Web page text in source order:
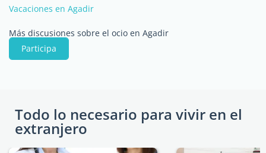
Vacaciones en Agadir
Más discusiones sobre el ocio en Agadir
Participa
Todo lo necesario para vivir en el
extranjero